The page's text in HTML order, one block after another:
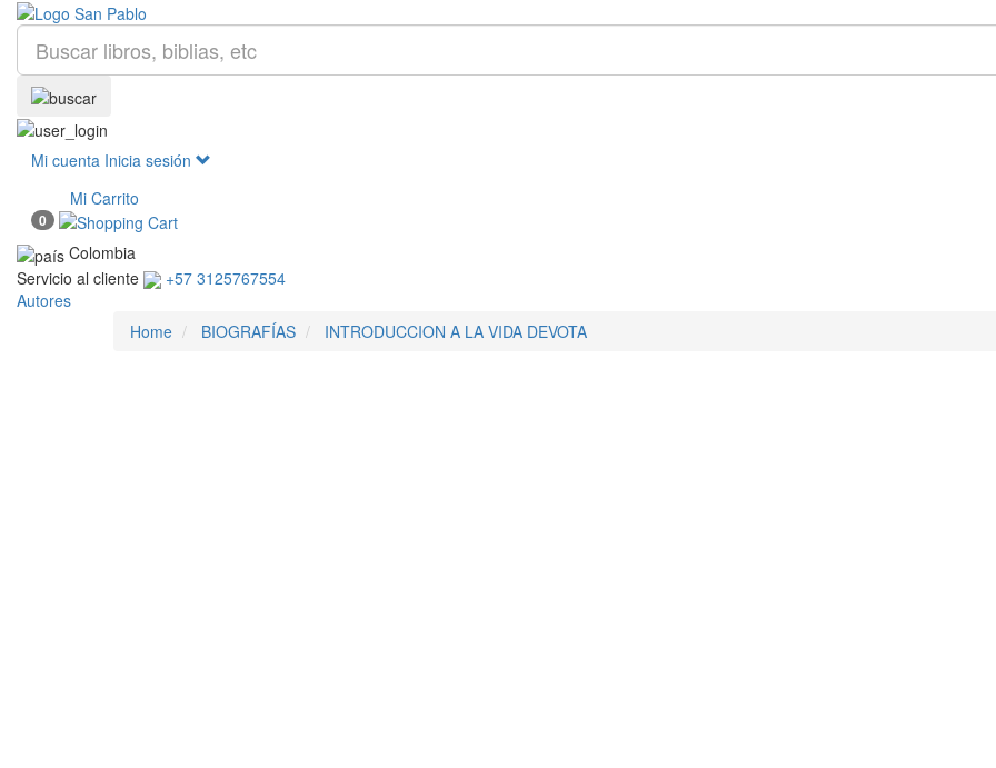
Mi cuenta Inicia sesión
Mi Carrito
0
Colombia
Servicio al cliente
+57 3125767554
Autores
Home
BIOGRAFÍAS INTRODUCCION A LA VIDA DEVOTA